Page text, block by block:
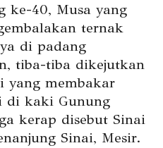
ke-40, Musa yang
ternak
di padang
tiba-tiba dikejutkan
yang membakar
di kaki Gunung
kerap disebut Sinai
Sinai, Mesir.